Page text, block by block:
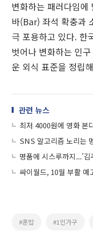
변화하는 패러다임에
바(Bar) 좌석 확충과
극 포용하고 있다. 한
벗어나 변화하는 인
운 외식 표준을 정립
관련 뉴스
최저 4000원에 영화
SNS 알고리즘 노리는
#혼밥 #1인가구